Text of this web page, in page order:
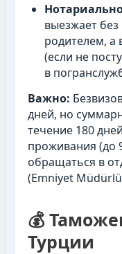
выезжает
родителем, а
(если не
в
Важно:
дней, но
течение 180
проживания (до
обращаться в
(Emniyet
💰
Турции